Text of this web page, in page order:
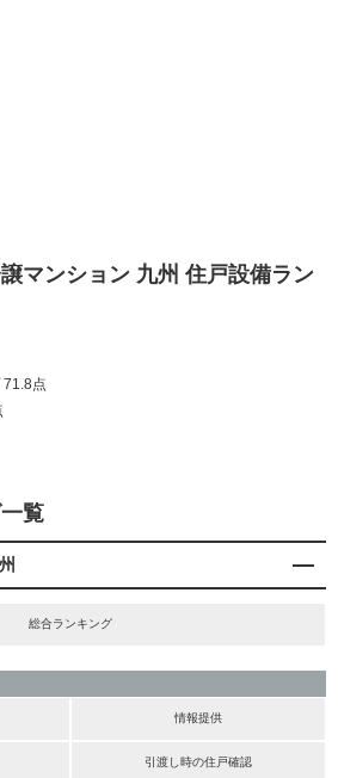
マンション 九州 住戸設備ラン
71.8点
覧
総合ランキング
情報提供
引渡し時の住戸確認